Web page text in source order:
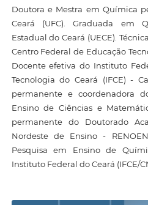
Doutora e Mestra em Química
Ceará (UFC). Graduada em
Estadual do Ceará (UECE).
Centro Federal de Educação
Docente efetiva do Instituto
Tecnologia do Ceará (IFCE) -
permanente e coordenadora
Ensino de Ciências e
permanente do Doutorado
Nordeste de Ensino -
Pesquisa em Ensino de
Instituto Federal do Ceará (IFCE/